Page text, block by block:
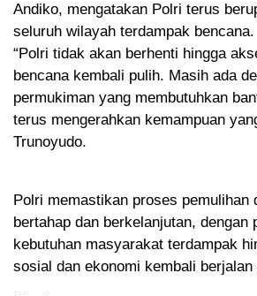
Andiko, mengatakan Polri terus
seluruh wilayah terdampak bencana.
“Polri tidak akan berhenti hingga
bencana kembali pulih. Masih ada
permukiman yang membutuhkan
terus mengerahkan kemampuan
Trunoyudo.
Polri memastikan proses pemulihan
bertahap dan berkelanjutan, dengan
kebutuhan masyarakat terdampak
sosial dan ekonomi kembali berjalan